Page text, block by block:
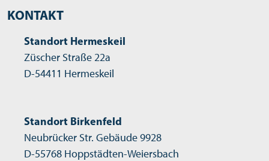
KONTAKT
Standort Hermeskeil
Züscher Straße 22a
D-54411 Hermeskeil
Standort Birkenfeld
Neubrücker Str. Gebäude 9928
D-55768 Hoppstädten-Weiersbach